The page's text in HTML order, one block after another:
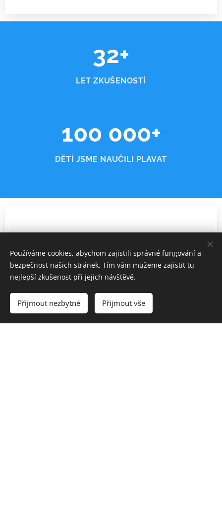
32+
LET ZKUŠENOSTÍ
100 000+
DĚTÍ JSME NAUČILI PLAVAT
Používáme cookies, abychom zajistili správné fungování a
bezpečnost našich stránek. Tím vám můžeme zajistit tu
nejlepší zkušenost při jejich návštěvě.
Přijmout nezbytné Přijmout vše